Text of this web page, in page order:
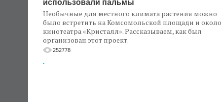
использовали пальмы
Необычные для местного климата растения можно
было встретить на Комсомольской площади и около
кинотеатра «Кристалл». Рассказываем, как был
организован этот проект.
252778
.